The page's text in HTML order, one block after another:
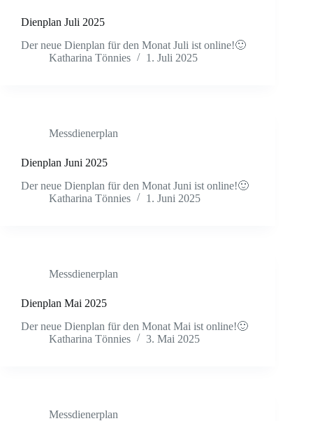
Dienplan Juli 2025
Der neue Dienplan für den Monat Juli ist online!🙂
Katharina Tönnies
1. Juli 2025
Messdienerplan
Dienplan Juni 2025
Der neue Dienplan für den Monat Juni ist online!🙂
Katharina Tönnies
1. Juni 2025
Messdienerplan
Dienplan Mai 2025
Der neue Dienplan für den Monat Mai ist online!🙂
Katharina Tönnies
3. Mai 2025
Messdienerplan